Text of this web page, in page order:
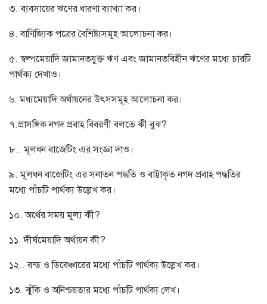
৩. ব্যবসায়ের ঋণের ধারণা ব্যাখ্যা কর।
৪. বাণিজ্যিক পত্রের বৈশিষ্ট্যসমূহ আলোচনা কর।
৫. স্বল্পমেয়াদি জামানতযুক্ত ঋণ এবং জামানতবিহীন ঋণের মধ্যে চারটি
পার্থক্য দেখাও।
৬. মধ্যমেয়াদি অর্থায়নের উৎসসমূহ আলোচনা কর।
৭.প্রাসঙ্গিক নগদ প্রবাহ বিবরণী বলতে কী বুঝ?
৮.. মূলধন বাজেটিং এর সংজ্ঞা দাও।
৯. মূলধন বাজেটিং এর সনাতন পদ্ধতি ও বাট্টাকৃত নগদ প্রবাহ পদ্ধতির
মধ্যে পাঁচটি পার্থক্য উল্লেখ কর।
১০. অর্থের সময় মূল্য কী?
১১. দীর্ঘমেয়াদি অর্থায়ন কী?
১২.. বন্ড ও ডিবেঞ্চারের মধ্যে পাঁচটি পার্থক্য উল্লেখ কর।
১৩. ঝুঁকি ও অনিশ্চয়তার মধ্যে পাঁচটি পার্থক্য লেখ।